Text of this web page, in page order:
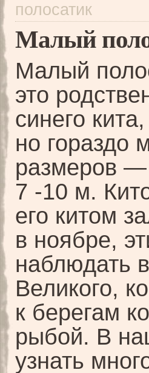
полосатик
Малый
Малый
это
синего кита,
но гораздо
размеров —
7 -10 м.
его китом
в ноябре,
наблюдать
Великого,
к берегам
рыбой. В
узнать